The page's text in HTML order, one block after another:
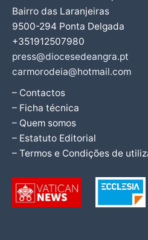
Bairro das Laranjeiras
9500-294 Ponta Delgada
+351912507980
press@diocesedeangra.pt
carmorodeia@hotmail.com
– Contactos
– Ficha técnica
– Quem somos
– Estatuto Editorial
– Termos e Condições de